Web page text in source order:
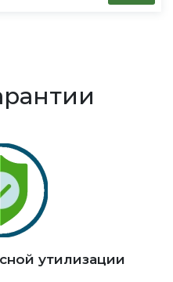
утилизации